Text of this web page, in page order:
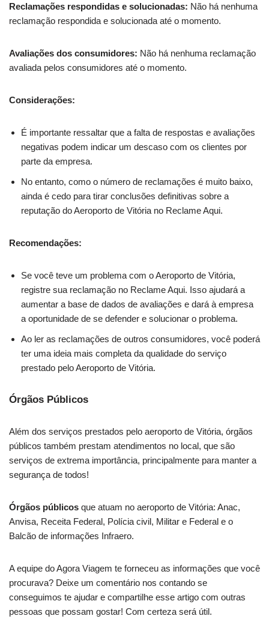
Reclamações respondidas e solucionadas: Não há nenhuma
reclamação respondida e solucionada até o momento.
Avaliações dos consumidores: Não há nenhuma reclamação
avaliada pelos consumidores até o momento.
Considerações:
É importante ressaltar que a falta de respostas e avaliações
negativas podem indicar um descaso com os clientes por
parte da empresa.
No entanto, como o número de reclamações é muito baixo,
ainda é cedo para tirar conclusões definitivas sobre a
reputação do Aeroporto de Vitória no Reclame Aqui.
Recomendações:
Se você teve um problema com o Aeroporto de Vitória,
registre sua reclamação no Reclame Aqui. Isso ajudará a
aumentar a base de dados de avaliações e dará à empresa
a oportunidade de se defender e solucionar o problema.
Ao ler as reclamações de outros consumidores, você poderá
ter uma ideia mais completa da qualidade do serviço
prestado pelo Aeroporto de Vitória.
Órgãos Públicos
Além dos serviços prestados pelo aeroporto de Vitória, órgãos
públicos também prestam atendimentos no local, que são
serviços de extrema importância, principalmente para manter a
segurança de todos!
Órgãos públicos que atuam no aeroporto de Vitória: Anac,
Anvisa, Receita Federal, Polícia civil, Militar e Federal e o
Balcão de informações Infraero.
A equipe do Agora Viagem te forneceu as informações que você
procurava? Deixe um comentário nos contando se
conseguimos te ajudar e compartilhe esse artigo com outras
pessoas que possam gostar! Com certeza será útil.